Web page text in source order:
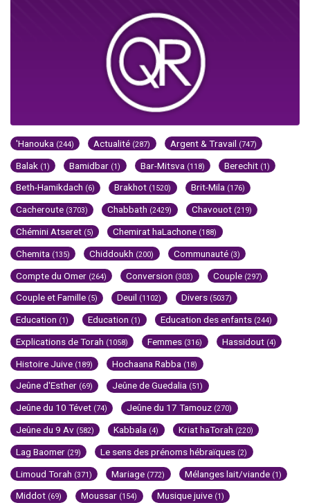
'Hanouka (244) Actualité (287) Argent & Travail (747)
Balak (1) Bamidbar (1) Bar-Mitsva (118) Berechit (1)
Beth-Hamikdach (6) Brakhot (1520) Brit-Mila (176)
Cacheroute (3703) Chabbath (2429) Chavouot (219)
Chémini Atseret (5) Chemirat haLachone (188)
Chemita (135) Chiddoukh (200) Communauté (3)
Compte du Omer (264) Conversion (303) Couple (297)
Couple et Famille (5) Deuil (1102) Divers (5037)
Education (1) Education (1) Education des enfants (244)
Explications de Torah (1058) Femmes (316) Hassidout (4)
Histoire Juive (189) Hochaana Rabba (18)
Jeûne d'Esther (69) Jeûne de Guedalia (51)
Jeûne du 10 Tévet (74) Jeûne du 17 Tamouz (270)
Jeûne du 9 Av (582) Kabbala (4) Kriat haTorah (220)
Lag Baomer (29) Le sens des prénoms hébraïques (2)
Limoud Torah (371) Mariage (772) Mélanges lait/viande (1)
Middot (69) Moussar (154) Musique juive (1)